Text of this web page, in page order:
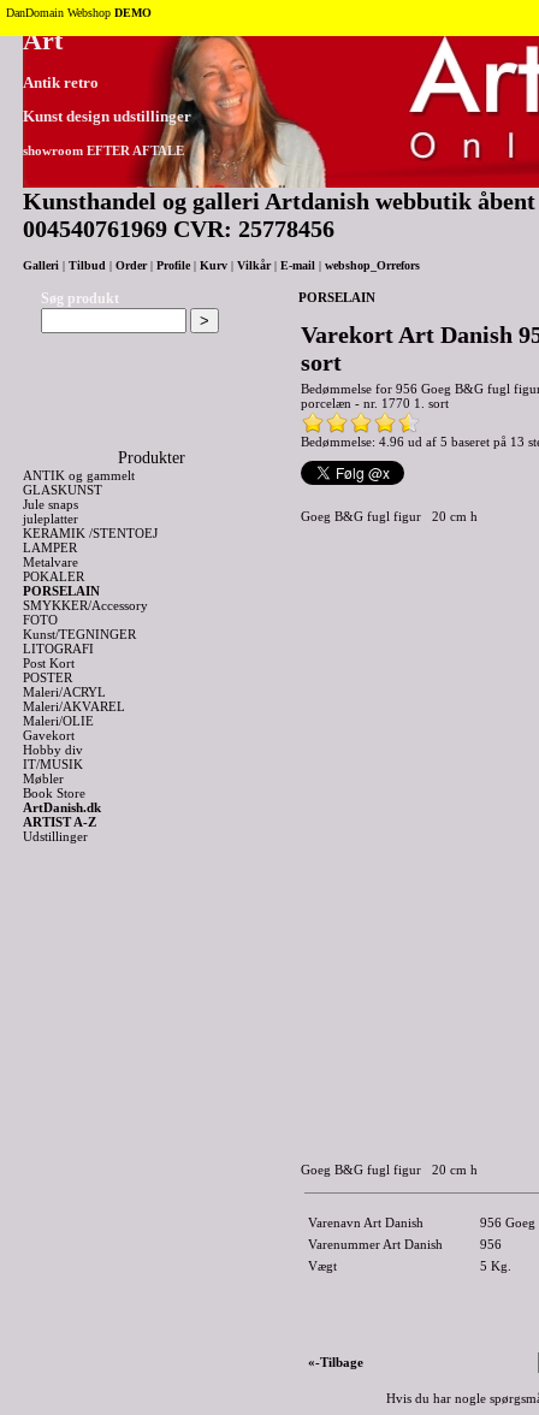
Tilbage til toppen
Art
Antik retro
Kunst design udstillinger
showroom EFTER AFTALE
Kunsthandel og galleri Artdanish webbutik
004540761969 CVR: 25778456
Galleri Tilbud Order| Profile| Kurv Vilkår| E-mail webshop_Orrefors
Søg produkt
Produkter
ANTIK og gammelt
GLASKUNST
Jule snaps
juleplatter
KERAMIK /STENTOEJ
LAMPER
Metalvare
POKALER
PORSELAIN
SMYKKER/Accessory
FOTO
Kunst/TEGNINGER
LITOGRAFI
Post Kort
POSTER
Maleri/ACRYL
Maleri/AKVAREL
Maleri/OLIE
Gavekort
Hobby div
IT/MUSIK
Møbler
Book Store
ArtDanish.dk
ARTIST A-Z
Udstillinger
PORSELAIN
Varekort Art Danish
sort
Bedømmelse for 956 Goeg B&G fugl
porcelæn - nr. 1770 1. sort
Bedømmelse: 4.96 ud af 5 baseret på 13
Goeg B&G fugl figur 20 cm h
Goeg B&G fugl figur 20 cm h
Varenavn Art Danish
956
Varenummer Art Danish
956
Vægt
5 Kg.
«-Tilbage
Hvis du har nogle
DanDomain Webshop DEMO